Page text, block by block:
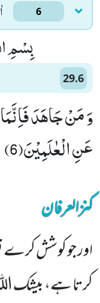
6
بِسْمِ
29.6
وَ مَنْ جَاهَدَ
عَنِ الْعٰلَمِیْنَ(6)
کنزالعرفان
اور جو کوشش کرے
کرتا ہے، بیشک